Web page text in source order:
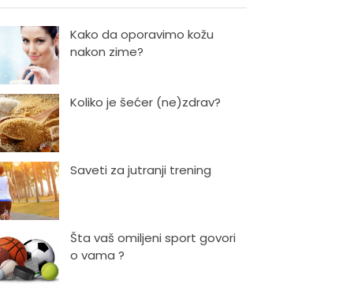
Kako da oporavimo kožu
nakon zime?
Koliko je šećer (ne)zdrav?
Saveti za jutranji trening
Šta vaš omiljeni sport govori
o vama ?